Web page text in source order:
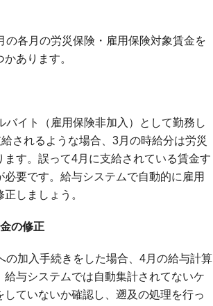
各月の労災保険・雇用保険対象賃金を
あります。
イト（雇用保険非加入）として勤務し
されるような場合、3月の時給分は労災
す。誤って4月に支給されている賃金す
要です。給与システムで自動的に雇用
しましょう。
の修正
加入手続きをした場合、4月の給与計算
与システムでは自動集計されてないケ
ていないか確認し、遡及の処理を行っ